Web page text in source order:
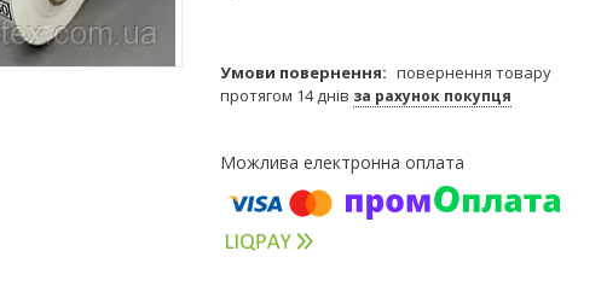
повернення товару
протягом 14 днів за рахунок покупця